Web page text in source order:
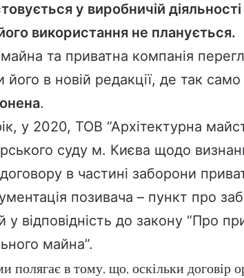
у виробничій
використання не планується.
та приватна компанія
його в новій редакції, де так само
.
у 2020, ТОВ “Архітектурна
суду м. Києва щодо
в частині заборони
позивача – пункт про
у відповідність до закону “Про
майна”.
полягає в тому, що, оскільки договір